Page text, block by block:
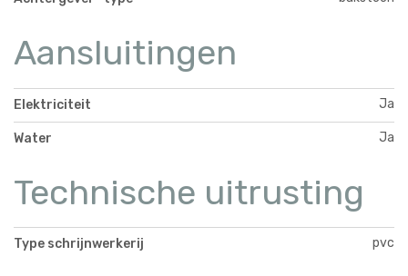
Aansluitingen
Elektriciteit Ja
Water Ja
Technische uitrusting
Type schrijnwerkerij pvc